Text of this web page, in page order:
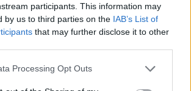
participants. This information may
by us to third parties on the IAB’s List of
that may further disclose it to other
Processing Opt Outs